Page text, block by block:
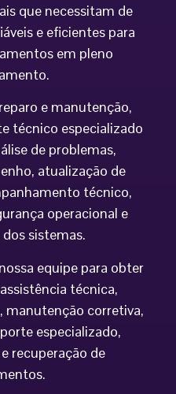
que necessitam de
e eficientes para
em pleno
e manutenção,
técnico especializado
de problemas,
atualização de
técnico,
operacional e
sistemas.
equipe para obter
técnica,
manutenção corretiva,
especializado,
recuperação de